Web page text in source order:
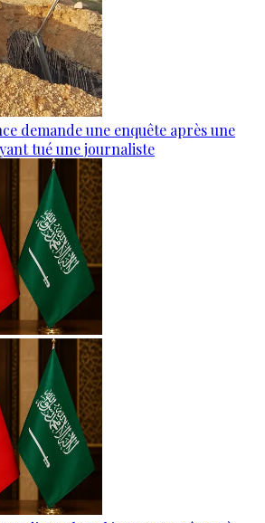
demande une enquête après une
tué une journaliste